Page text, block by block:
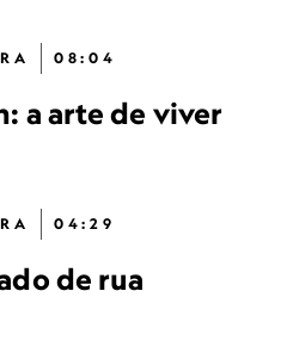
08:04
a arte de viver
04:29
de rua